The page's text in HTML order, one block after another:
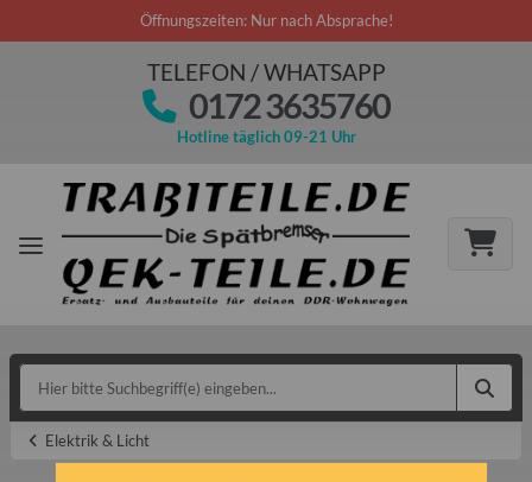
Öffnungszeiten: Nur nach Absprache!
TELEFON / WHATSAPP
0172 3635760
Hotline täglich 09-21 Uhr
Elektrik & Licht